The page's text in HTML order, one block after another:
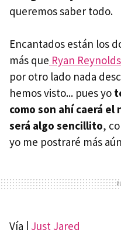
queremos saber todo.
Encantados están los
más que Ryan Reynolds
por otro lado nada
hemos visto... pues yo
como son ahí caerá el
será algo sencillito,
yo me postraré más
Vía | Just Jared